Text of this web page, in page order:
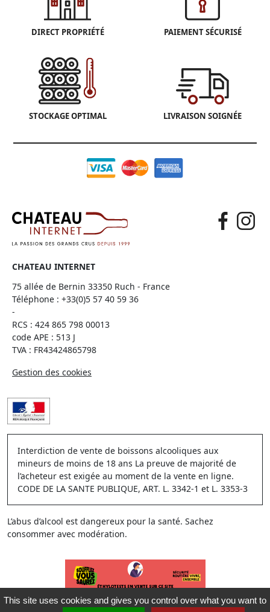
DIRECT PROPRIÉTÉ PAIEMENT SÉCURISÉ
STOCKAGE OPTIMAL LIVRAISON SOIGNÉE
CHATEAU INTERNET
75 allée de Bernin 33350 Ruch - France
Téléphone : +33(0)5 57 40 59 36
-
RCS : 424 865 798 00013
code APE : 513 J
TVA : FR43424865798
Gestion des cookies
Interdiction de vente de boissons alcooliques aux
mineurs de moins de 18 ans La preuve de majorité de
l’acheteur est exigée au moment de la vente en ligne.
CODE DE LA SANTE PUBLIQUE, ART. L. 3342-1 et L. 3353-3
L’abus d’alcool est dangereux pour la santé. Sachez
consommer avec modération.
This site uses cookies and gives you control over what you want to